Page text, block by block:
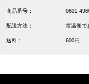
商品番号： 0601-
配送方法： 常温便で
送料： 600円